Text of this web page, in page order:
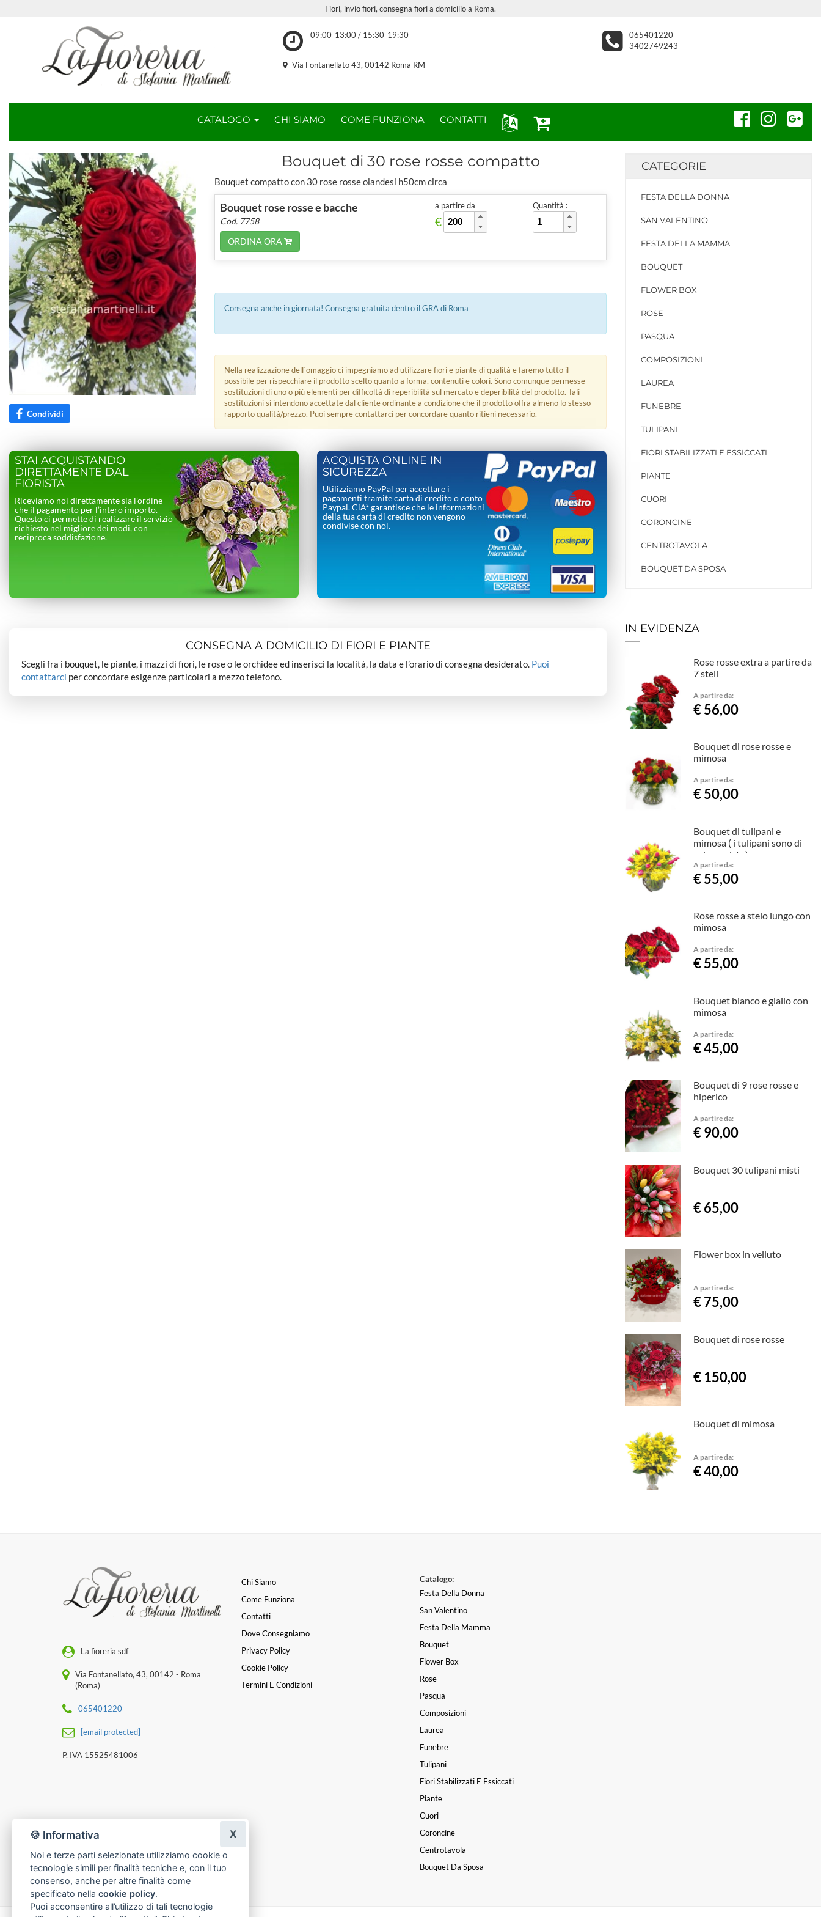
Fiori, invio fiori, consegna fiori a domicilio a Roma.
09:00-13:00 / 15:30-19:30
065401220
3402749243
Via Fontanellato 43, 00142 Roma RM
CATALOGO CHI SIAMO COME FUNZIONA CONTATTI
Condividi
Bouquet di 30 rose rosse compatto
Bouquet compatto con 30 rose rosse olandesi h50cm circa
Bouquet rose rosse e bacche
Cod. 7758
ORDINA ORA
a partire da
€
Quantità :
Consegna anche in giornata! Consegna gratuita dentro il GRA di Roma
Nella realizzazione dell´omaggio ci impegniamo ad utilizzare fiori e piante di qualità e faremo tutto il
possibile per rispecchiare il prodotto scelto quanto a forma, contenuti e colori. Sono comunque permesse
sostituzioni di uno o più elementi per difficoltà di reperibilità sul mercato e deperibilità del prodotto. Tali
sostituzioni si intendono accettate dal cliente ordinante a condizione che il prodotto offra almeno lo stesso
rapporto qualità/prezzo. Puoi sempre contattarci per concordare quanto ritieni necessario.
STAI ACQUISTANDO
DIRETTAMENTE DAL
FIORISTA
Riceviamo noi direttamente sia l’ordine
che il pagamento per l’intero importo.
Questo ci permette di realizzare il servizio
richiesto nel migliore dei modi, con
reciproca soddisfazione.
ACQUISTA ONLINE IN
SICUREZZA
Utilizziamo PayPal per accettare i
pagamenti tramite carta di credito o conto
Paypal. CiÃ² garantisce che le informazioni
della tua carta di credito non vengono
condivise con noi.
CONSEGNA A DOMICILIO DI FIORI E PIANTE
Scegli fra i bouquet, le piante, i mazzi di fiori, le rose o le orchidee ed inserisci la località, la data e l’orario di consegna desiderato. Puoi
contattarci per concordare esigenze particolari a mezzo telefono.
CATEGORIE
FESTA DELLA DONNA
SAN VALENTINO
FESTA DELLA MAMMA
BOUQUET
FLOWER BOX
ROSE
PASQUA
COMPOSIZIONI
LAUREA
FUNEBRE
TULIPANI
FIORI STABILIZZATI E ESSICCATI
PIANTE
CUORI
CORONCINE
CENTROTAVOLA
BOUQUET DA SPOSA
IN EVIDENZA
Rose rosse extra a partire da
7 steli
A partire da:
€ 56,00
Bouquet di rose rosse e
mimosa
A partire da:
€ 50,00
Bouquet di tulipani e
mimosa ( i tulipani sono di
colore misto)
A partire da:
€ 55,00
Rose rosse a stelo lungo con
mimosa
A partire da:
€ 55,00
Bouquet bianco e giallo con
mimosa
A partire da:
€ 45,00
Bouquet di 9 rose rosse e
hiperico
A partire da:
€ 90,00
Bouquet 30 tulipani misti
€ 65,00
Flower box in velluto
A partire da:
€ 75,00
Bouquet di rose rosse
€ 150,00
Bouquet di mimosa
A partire da:
€ 40,00
La fioreria sdf
Via Fontanellato, 43, 00142 - Roma
(Roma)
065401220
[email protected]
P. IVA 15525481006
Chi Siamo
Come Funziona
Contatti
Dove Consegniamo
Privacy Policy
Cookie Policy
Termini E Condizioni
Catalogo:
Festa Della Donna
San Valentino
Festa Della Mamma
Bouquet
Flower Box
Rose
Pasqua
Composizioni
Laurea
Funebre
Tulipani
Fiori Stabilizzati E Essiccati
Piante
Cuori
Coroncine
Centrotavola
Bouquet Da Sposa
🍪 Informativa
Noi e terze parti selezionate utilizziamo cookie o
tecnologie simili per finalità tecniche e, con il tuo
consenso, anche per altre finalità come
specificato nella cookie policy.
Puoi acconsentire all’utilizzo di tali tecnologie
X